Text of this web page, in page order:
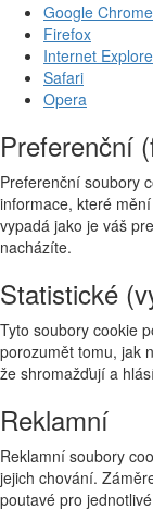
Google Chrome
Firefox
Internet
Safari
Opera
Preferenční
Preferenční soubory
informace, které
vypadá jako je váš
nacházíte.
Statistické
Tyto soubory cookie
porozumět tomu, jak
že shromažďují a
Reklamní
Reklamní soubory
jejich chování.
poutavé pro